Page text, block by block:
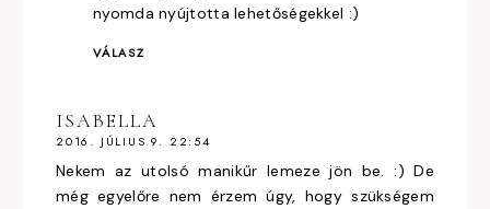
nyomda nyújtotta lehetőségekkel :)
VÁLASZ
ISABELLA
2016. JÚLIUS 9. 22:54
Nekem az utolsó manikűr lemeze jön be. :) De
még egyelőre nem érzem úgy, hogy szükségem